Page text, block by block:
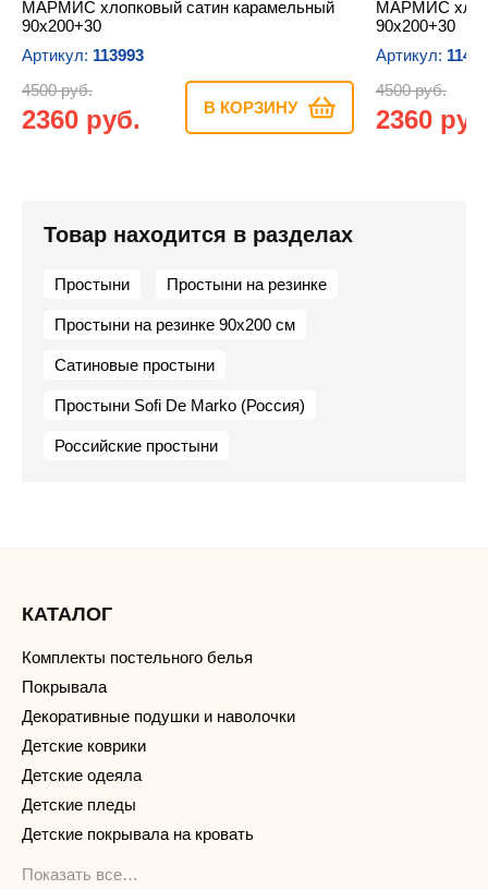
МАРМИС хлопковый сатин карамельный
90х200+30
Артикул: 113993
4500 руб.
2360 руб. В КОРЗИНУ
МАРМИС
90х200+30
Артикул:
4500 руб.
2360
Товар находится в разделах
Простыни Простыни на резинке
Простыни на резинке 90х200 см
Сатиновые простыни
Простыни Sofi De Marko (Россия)
Российские простыни
КАТАЛОГ
Комплекты постельного белья
Покрывала
Декоративные подушки и наволочки
Детские коврики
Детские одеяла
Детские пледы
Детские покрывала на кровать
Показать все…